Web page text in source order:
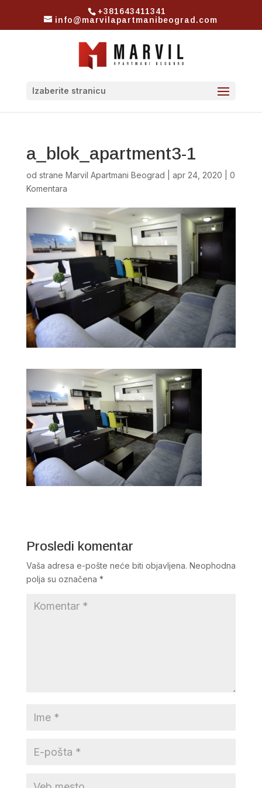
+381643411341
info@marvilapartmanibeograd.com
Izaberite stranicu
a_blok_apartment3-1
od strane Marvil Apartmani Beograd apr 24, 2020
0
Komentara
Prosledi komentar
Vaša adresa e-pošte neće biti objavljena. Neophodna
polja su označena *